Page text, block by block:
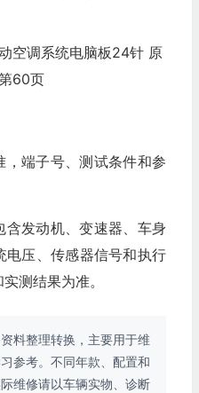
空调系统电脑板24针 原
60页
，端子号、测试条件和参
含发动机、变速器、车身
电压、传感器信号和执行
测结果为准。
料整理转换，主要用于维
参考。不同年款、配置和
维修请以车辆实物、诊断